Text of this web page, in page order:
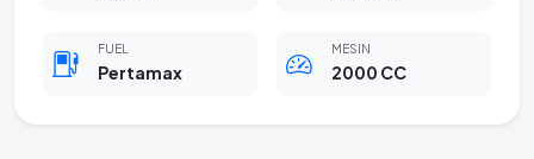
FUEL
Pertamax
MESIN
2000 CC